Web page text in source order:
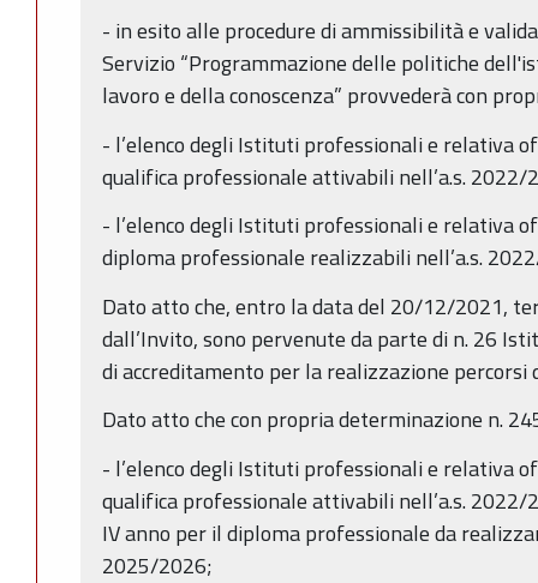
- in esito alle procedure di ammissibilità e
Servizio “Programmazione delle politiche
lavoro e della conoscenza” provvederà con
- l’elenco degli Istituti professionali e relativa
qualifica professionale attivabili nell’a.s. 2022/
- l’elenco degli Istituti professionali e relativa
diploma professionale realizzabili nell’a.s.
Dato atto che, entro la data del 20/12/2021,
dall’Invito, sono pervenute da parte di n. 26
di accreditamento per la realizzazione percorsi
Dato atto che con propria determinazione n.
- l’elenco degli Istituti professionali e relativa
qualifica professionale attivabili nell’a.s. 2022/
IV anno per il diploma professionale da
2025/2026;